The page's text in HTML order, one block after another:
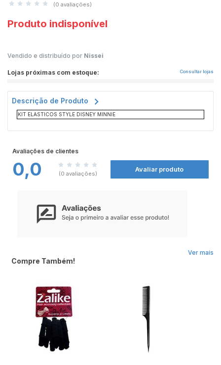
(0 avaliações)
Produto indisponível
Vendido e distribuído por Nissei
Lojas próximas com estoque: Consultar lojas
Descrição de Produto
KIT ELASTICOS STYLE DISNEY MINNIE
Avaliações de clientes
0,0 (0 avaliações)
Avaliar produto
Ver mais
Compre Também!